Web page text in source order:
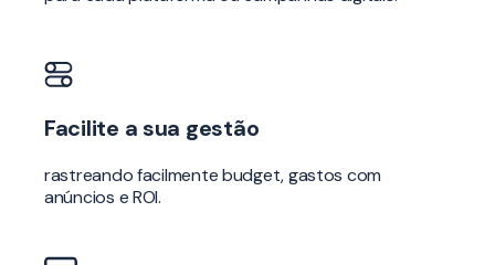
Facilite a sua gestão
rastreando facilmente budget, gastos com
anúncios e ROI.